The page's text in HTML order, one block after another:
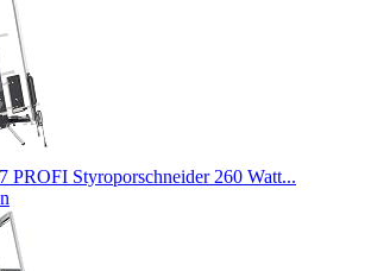
Styroporschneider 260 Watt...